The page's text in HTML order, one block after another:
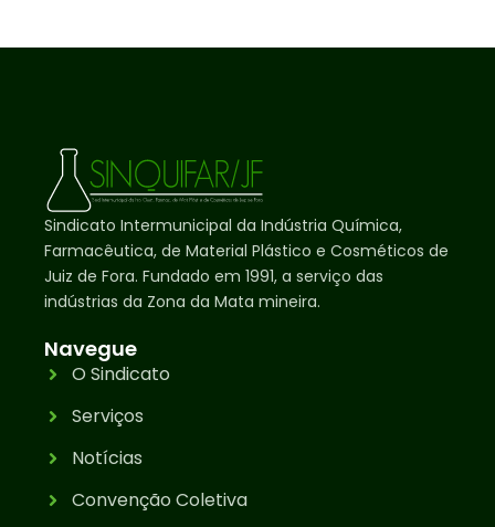
Sindicato Intermunicipal da Indústria Química,
Farmacêutica, de Material Plástico e Cosméticos de
Juiz de Fora. Fundado em 1991, a serviço das
indústrias da Zona da Mata mineira.
Navegue
O Sindicato
Serviços
Notícias
Convenção Coletiva